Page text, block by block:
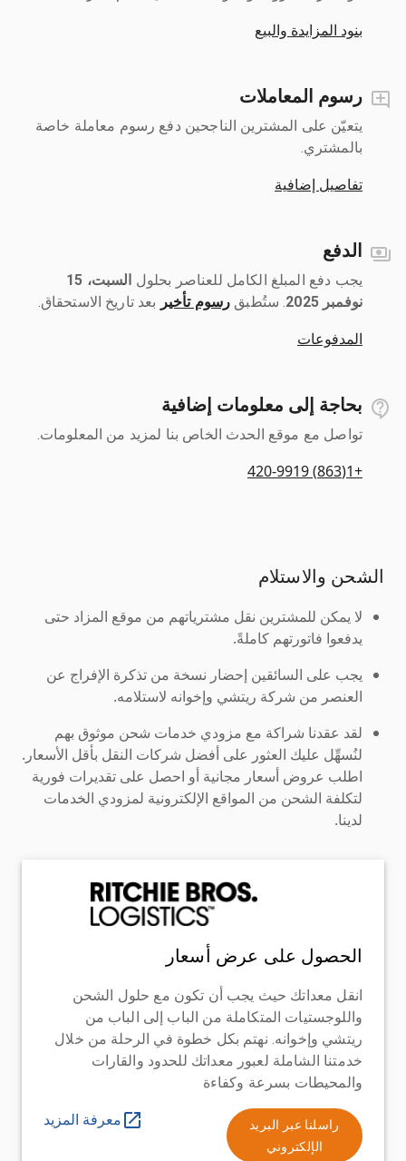
بنود المزايدة والبيع
رسوم المعاملات
يتعيّن على المشترين الناجحين دفع رسوم معاملة خاصة
بالمشتري.
تفاصيل إضافية
الدفع
يجب دفع المبلغ الكامل للعناصر بحلول ‎
السبت، 15
نوفمبر 2025
‎. ستُطبق رسوم تأخير بعد تاريخ الاستحقاق.
المدفوعات
بحاجة إلى معلومات إضافية
تواصل مع موقع الحدث الخاص بنا لمزيد من المعلومات.
+1(863) 420-9919
الشحن والاستلام
لا يمكن للمشترين نقل مشترياتهم من موقع المزاد حتى
يدفعوا فاتورتهم كاملةً.
يجب على السائقين إحضار نسخة من تذكرة الإفراج عن
العنصر من شركة ريتشي وإخوانه لاستلامه.
لقد عقدنا شراكة مع مزودي خدمات شحن موثوق بهم
لنُسهِّل عليك العثور على أفضل شركات النقل بأقل الأسعار.
اطلب عروض أسعار مجانية أو احصل على تقديرات فورية
لتكلفة الشحن من المواقع الإلكترونية لمزودي الخدمات
لدينا.
الحصول على عرض أسعار
انقل معداتك حيث يجب أن تكون مع حلول الشحن
واللوجستيات المتكاملة من الباب إلى الباب من
ريتشي وإخوانه. نهتم بكل خطوة في الرحلة من خلال
خدمتنا الشاملة لعبور معداتك للحدود والقارات
والمحيطات بسرعة وكفاءة
راسلنا عبر البريد
الإلكتروني
معرفة المزيد